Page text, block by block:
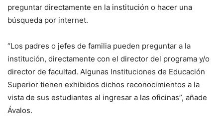
preguntar directamente en la institución o hacer una
búsqueda por internet.
“Los padres o jefes de familia pueden preguntar a la
institución, directamente con el director del programa y/o
director de facultad. Algunas Instituciones de Educación
Superior tienen exhibidos dichos reconocimientos a la
vista de sus estudiantes al ingresar a las oficinas”, añade
Ávalos.